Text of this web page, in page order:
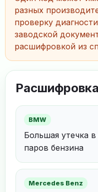
разных
проверку
заводской
расшифровкой из
BMW
Большая утечка
паров бензина
Mercedes Benz